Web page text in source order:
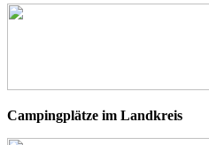
Campingplätze im Landkreis